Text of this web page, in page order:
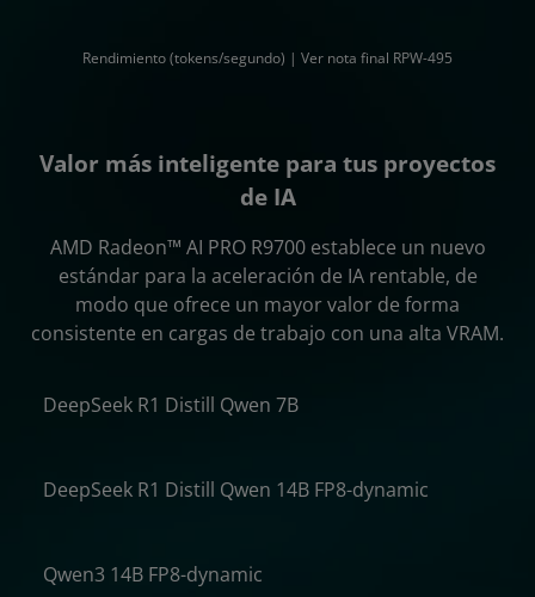
Rendimiento (tokens/segundo) | Ver nota final RPW-495
Valor más inteligente para tus proyectos
de IA
AMD Radeon™ AI PRO R9700 establece un nuevo
estándar para la aceleración de IA rentable, de
modo que ofrece un mayor valor de forma
consistente en cargas de trabajo con una alta VRAM.
DeepSeek R1 Distill Qwen 7B
DeepSeek R1 Distill Qwen 14B FP8-dynamic
Qwen3 14B FP8-dynamic